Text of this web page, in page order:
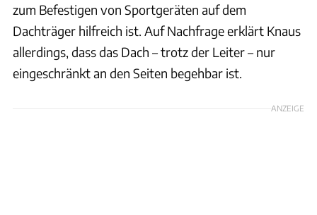
zum Befestigen von Sportgeräten auf dem
Dachträger hilfreich ist. Auf Nachfrage erklärt Knaus
allerdings, dass das Dach – trotz der Leiter – nur
eingeschränkt an den Seiten begehbar ist.
ANZEIGE